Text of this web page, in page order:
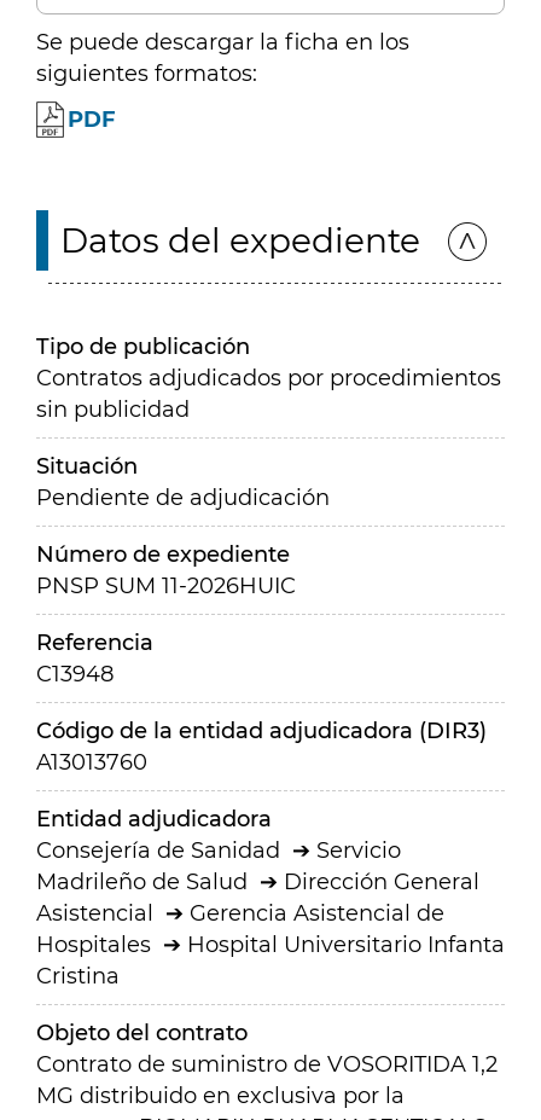
Se puede descargar la ficha en los
siguientes formatos:
PDF
Datos del expediente
Tipo de publicación
Contratos adjudicados por procedimientos
sin publicidad
Situación
Pendiente de adjudicación
Número de expediente
PNSP SUM 11-2026HUIC
Referencia
C13948
Código de la entidad adjudicadora (DIR3)
A13013760
Entidad adjudicadora
Consejería de Sanidad
Servicio
Madrileño de Salud
Dirección General
Asistencial
Gerencia Asistencial de
Hospitales
Hospital Universitario Infanta
Cristina
Objeto del contrato
Contrato de suministro de VOSORITIDA 1,2
MG distribuido en exclusiva por la